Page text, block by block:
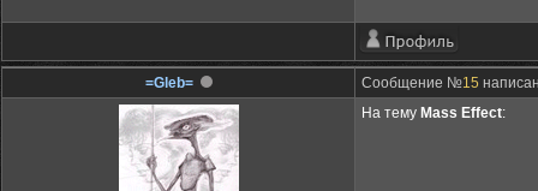
=Gleb= Сообщение №15
На тему Mass Effect: